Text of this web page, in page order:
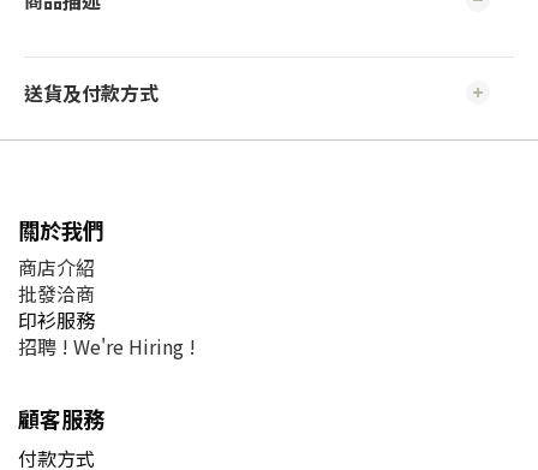
送貨及付款方式
關於我們
商店介紹
批發洽商
印衫服務
招聘 ! We're Hiring !
顧客服務
付款方式